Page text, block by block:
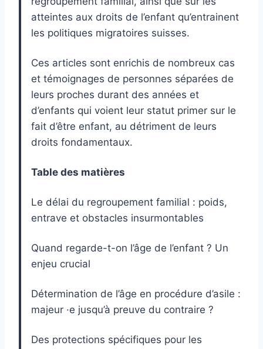
atteintes aux droits de l’enfant qu’entrainent
les politiques migratoires suisses.
Ces articles sont enrichis de nombreux cas
et témoignages de personnes séparées de
leurs proches durant des années et
d’enfants qui voient leur statut primer sur le
fait d’être enfant, au détriment de leurs
droits fondamentaux.
Table des matières
Le délai du regroupement familial : poids,
entrave et obstacles insurmontables
Quand regarde-t-on l’âge de l’enfant ? Un
enjeu crucial
Détermination de l’âge en procédure d’asile :
majeur ·e jusqu’à preuve du contraire ?
Des protections spécifiques pour les